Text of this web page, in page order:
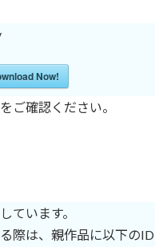
Now!
をご確認ください。
ています。
際は、親作品に以下の